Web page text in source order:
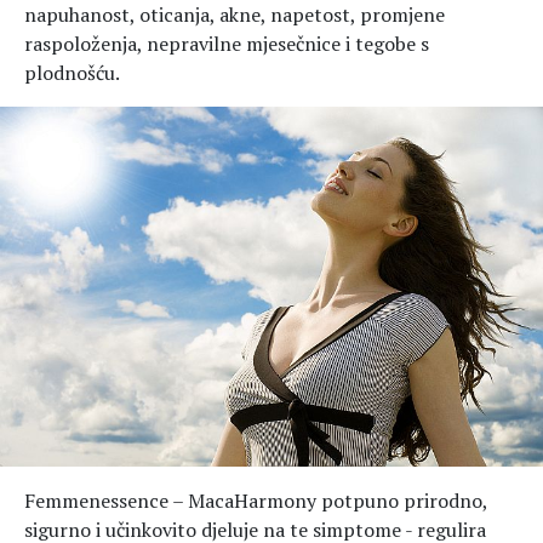
napuhanost, oticanja, akne, napetost, promjene
raspoloženja, nepravilne mjesečnice i tegobe s
plodnošću.
Femmenessence – MacaHarmony potpuno prirodno,
sigurno i učinkovito djeluje na te simptome - regulira